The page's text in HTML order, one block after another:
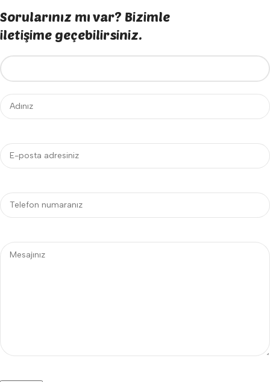
Sorularınız mı var? Bizimle
iletişime geçebilirsiniz.